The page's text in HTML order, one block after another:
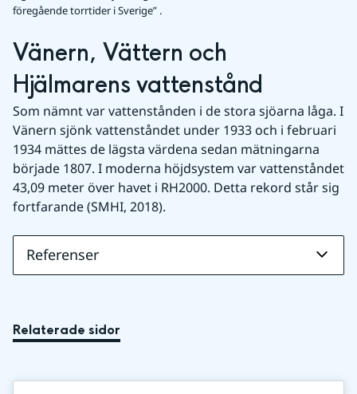
föregående torrtider i Sverige” .
Vänern, Vättern och
Hjälmarens vattenstånd
Som nämnt var vattenstånden i de stora sjöarna låga. I
Vänern sjönk vattenståndet under 1933 och i februari
1934 mättes de lägsta värdena sedan mätningarna
började 1807. I moderna höjdsystem var vattenståndet
43,09 meter över havet i RH2000. Detta rekord står sig
fortfarande (SMHI, 2018).
Referenser
Relaterade sidor